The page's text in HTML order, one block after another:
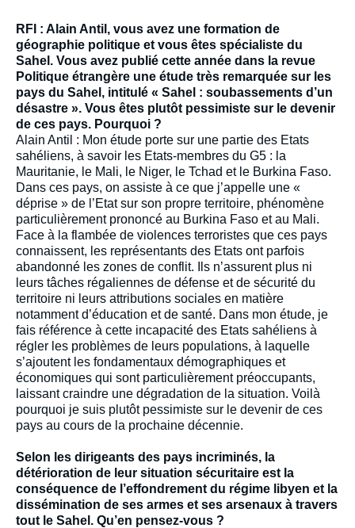
Contenu
intervention
médiatique
RFI : Alain Antil, vous avez une formation de
géographie politique et vous êtes spécialiste du
Sahel. Vous avez publié cette année dans la revue
Politique étrangère une étude très remarquée sur les
pays du Sahel, intitulé « Sahel : soubassements d’un
désastre ». Vous êtes plutôt pessimiste sur le devenir
de ces pays. Pourquoi ?
Alain Antil : Mon étude porte sur une partie des Etats
sahéliens, à savoir les Etats-membres du G5 : la
Mauritanie, le Mali, le Niger, le Tchad et le Burkina Faso.
Dans ces pays, on assiste à ce que j’appelle une «
déprise » de l’Etat sur son propre territoire, phénomène
particulièrement prononcé au Burkina Faso et au Mali.
Face à la flambée de violences terroristes que ces pays
connaissent, les représentants des Etats ont parfois
abandonné les zones de conflit. Ils n’assurent plus ni
leurs tâches régaliennes de défense et de sécurité du
territoire ni leurs attributions sociales en matière
notamment d’éducation et de santé. Dans mon étude, je
fais référence à cette incapacité des Etats sahéliens à
régler les problèmes de leurs populations, à laquelle
s’ajoutent les fondamentaux démographiques et
économiques qui sont particulièrement préoccupants,
laissant craindre une dégradation de la situation. Voilà
pourquoi je suis plutôt pessimiste sur le devenir de ces
pays au cours de la prochaine décennie.
Selon les dirigeants des pays incriminés, la
détérioration de leur situation sécuritaire est la
conséquence de l’effondrement du régime libyen et la
dissémination de ses armes et ses arsenaux à travers
tout le Sahel. Qu’en pensez-vous ?